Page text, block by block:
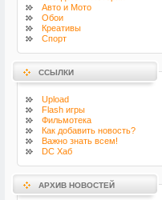
Авто и Мото
Обои
Креативы
Спорт
ССЫЛКИ
Upload
Flash игры
Фильмотека
Как добавить новость?
Важно знать всем!
DC Хаб
АРХИВ НОВОСТЕЙ